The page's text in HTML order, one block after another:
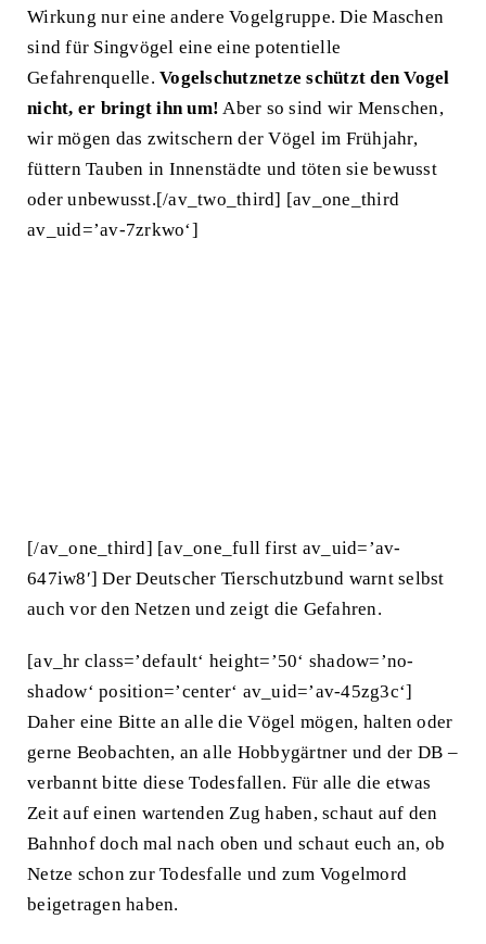
Wirkung nur eine andere Vogelgruppe. Die Maschen
sind für Singvögel eine eine potentielle
Gefahrenquelle.Vogelschutznetze schützt den Vogel
nicht, er bringt ihn um! Aber so sind wir Menschen,
wir mögen das zwitschern der Vögel im Frühjahr,
füttern Tauben in Innenstädte und töten sie bewusst
oder unbewusst.[/av_two_third] [av_one_third
av_uid=’av-7zrkwo‘]
[/av_one_third] [av_one_full first av_uid=’av-
647iw8′] Der Deutscher Tierschutzbund warnt selbst
auch vor den Netzen und zeigt die Gefahren.
[av_hr class=’default‘ height=’50‘ shadow=’no-
shadow‘ position=’center‘ av_uid=’av-45zg3c‘]
Daher eine Bitte an alle die Vögel mögen, halten oder
gerne Beobachten, an alle Hobbygärtner und der DB –
verbannt bitte diese Todesfallen. Für alle die etwas
Zeit auf einen wartenden Zug haben, schaut auf den
Bahnhof doch mal nach oben und schaut euch an, ob
Netze schon zur Todesfalle und zum Vogelmord
beigetragen haben.